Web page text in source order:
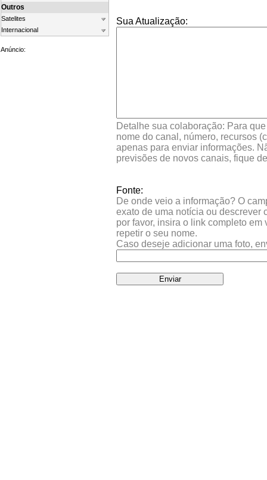
Outros
Satelites
Internacional
Anúncio:
Sua Atualização:
Detalhe sua colaboração: Para
nome do canal, número, recursos
apenas para enviar informações.
previsões de novos canais, fique
Fonte:
De onde veio a informação? O
exato de uma notícia ou descrever
por favor, insira o link completo
repetir o seu nome.
Caso deseje adicionar uma foto,